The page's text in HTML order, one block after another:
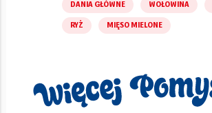
DANIA GŁÓWNE WOŁOWINA
RYŻ MIĘSO MIELONE